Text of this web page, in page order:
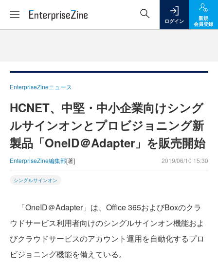
ログイン
新規
会員登録
EnterpriseZineニュース
HCNET、中堅・中小企業向けシング
ルサインオンとプロビジョニング新
製品「OneID＠Adapter」を販売開始
EnterpriseZine編集部[著] 2019/06/10 15:30
シングルサインオン
「OneID＠Adapter」は、Office 365およびBoxのクラ
ウドサービス利用者向けのシングルサインオン機能およ
びクラウドサービスのアカウント運用を自動化するプロ
ビジョニング機能を備えている。